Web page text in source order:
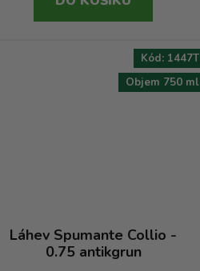
Láhev Spumante Collio -
0.75 antikgrun
Objem 750 ml
Kód: 1447T